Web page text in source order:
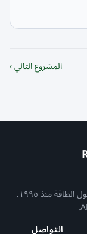
المشروع التالي ›
رائدة إقليمية في المقاولات الكهربائية والتصنيع وحلول الطاقة منذ ١٩٩٥.
التواصل